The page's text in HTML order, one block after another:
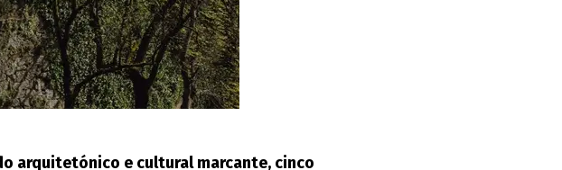
arquitetónico e cultural marcante, cinco